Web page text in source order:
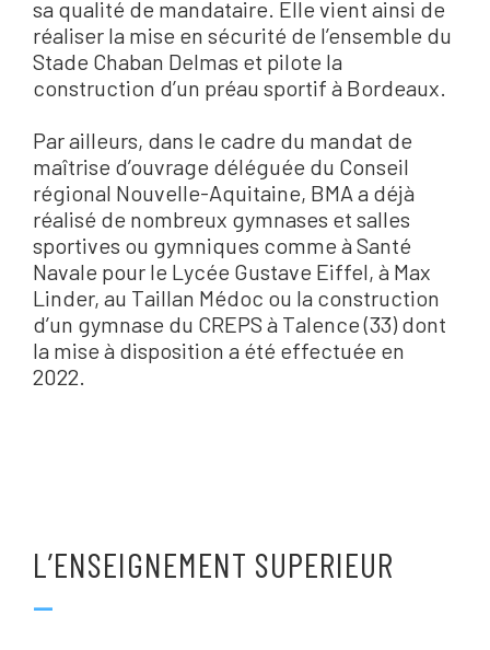
sa qualité de mandataire. Elle vient ainsi de
réaliser la mise en sécurité de l’ensemble du
Stade Chaban Delmas et pilote la
construction d’un préau sportif à Bordeaux.
Par ailleurs, dans le cadre du mandat de
maîtrise d’ouvrage déléguée du Conseil
régional Nouvelle-Aquitaine, BMA a déjà
réalisé de nombreux gymnases et salles
sportives ou gymniques comme à Santé
Navale pour le Lycée Gustave Eiffel, à Max
Linder, au Taillan Médoc ou la construction
d’un gymnase du CREPS à Talence (33) dont
la mise à disposition a été effectuée en
2022.
L’ENSEIGNEMENT SUPERIEUR
—